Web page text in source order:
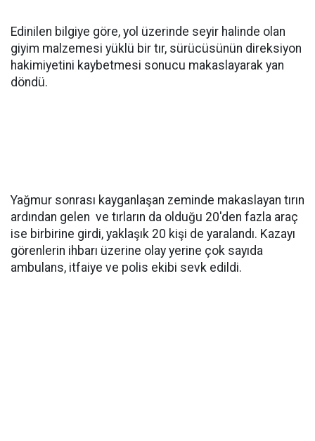
Edinilen bilgiye göre, yol üzerinde seyir halinde olan
giyim malzemesi yüklü bir tır, sürücüsünün direksiyon
hakimiyetini kaybetmesi sonucu makaslayarak yan
döndü.
Yağmur sonrası kayganlaşan zeminde makaslayan tırın
ardından gelen ve tırların da olduğu 20'den fazla araç
ise birbirine girdi, yaklaşık 20 kişi de yaralandı. Kazayı
görenlerin ihbarı üzerine olay yerine çok sayıda
ambulans, itfaiye ve polis ekibi sevk edildi.